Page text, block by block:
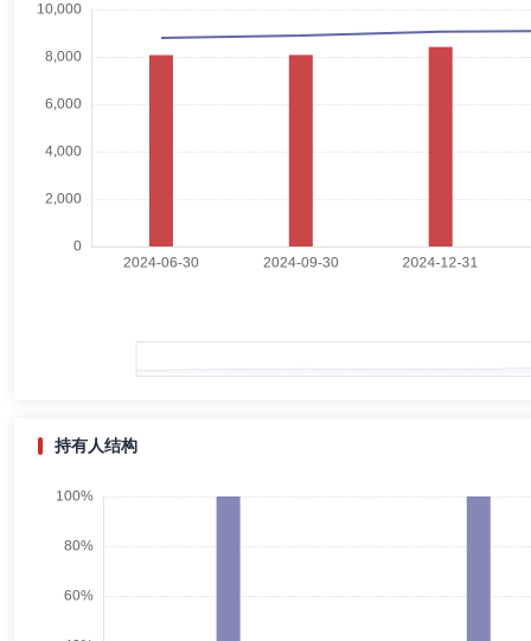
席、金融风险管理学科建设负责人，浙江泰隆商业银行股份有限公司、
股份有限公司、用友金融信息技术股份有限公司、工银瑞信基金管理有
管理有限公司。
许长勇先生：2005年6月加入中国工商银行，先后在总行信贷管理部
持有人结构